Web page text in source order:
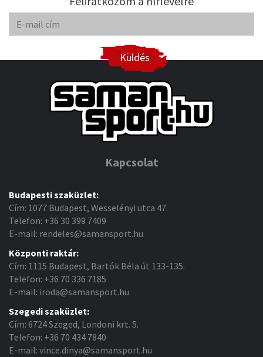
Küldés
Kapcsolat
Budapesti szaküzlet:
Cím: 1077 Budapest, Wesselényi utca 47.
Telefon: +36 30 399 7409
E-mail: rendeles@samansport.hu
Központi raktár:
Cím: 1115 Budapest, Bartók Béla út 133-135.
Telefon: +36 70 336 7185
E-mail: iroda@samansport.hu
Szegedi szaküzlet:
Cím: 6724 Szeged, Londoni krt. 5.
Telefon: +36 70 434 7840
E-mail: vince.dinya@samansport.hu